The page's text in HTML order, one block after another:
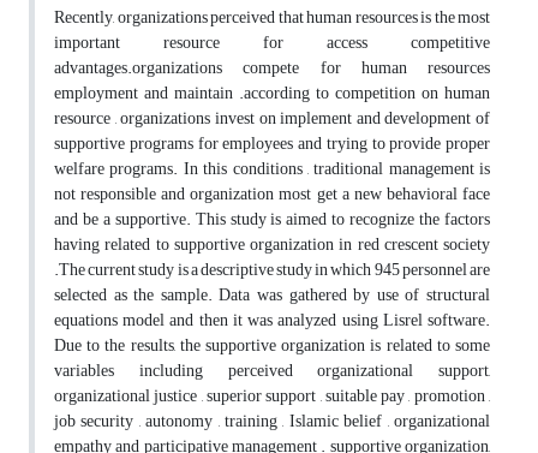
Recently, organizations perceived that human resources is the most
important resource for access competitive
advantages.organizations compete for human resources
employment and maintain .according to competition on human
resource , organizations invest on implement and development of
supportive programs for employees and trying to provide proper
welfare programs. In this conditions , traditional management is
not responsible and organization most get a new behavioral face
and be a supportive. This study is aimed to recognize the factors
having related to supportive organization in red crescent society
.The current study is a descriptive study in which 945 personnel are
selected as the sample. Data was gathered by use of structural
equations model and then it was analyzed using Lisrel software.
Due to the results, the supportive organization is related to some
variables including perceived organizational support,
organizational justice , superior support , suitable pay , promotion ,
job security , autonomy , training , Islamic belief , organizational